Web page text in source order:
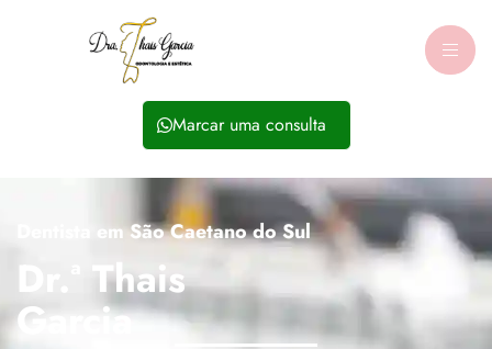
Marcar uma consulta
Dentista em São Caetano do Sul
Dr.ª Thais
Garcia